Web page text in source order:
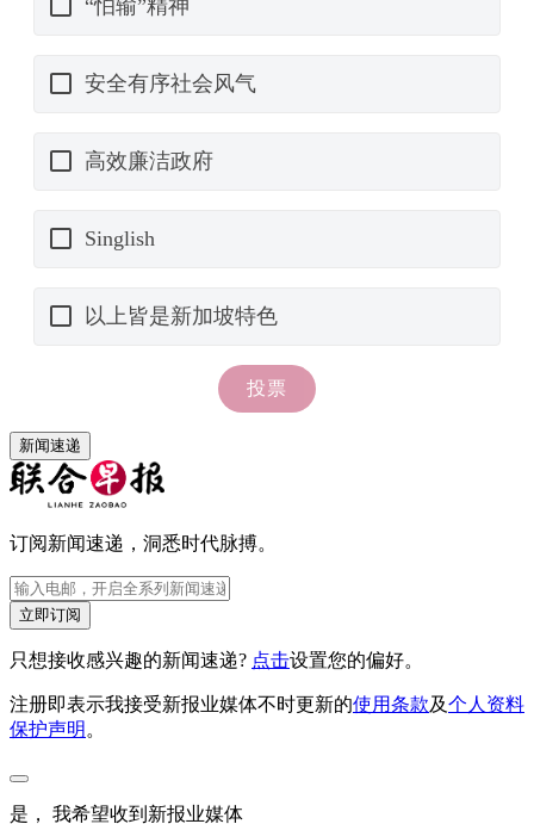
新闻速递
订阅新闻速递，洞悉时代脉搏。
立即订阅
只想接收感兴趣的新闻速递? 点击设置您的偏好。
注册即表示我接受新报业媒体不时更新的使用条款及个人资料
保护声明 。
是， 我希望收到新报业媒体